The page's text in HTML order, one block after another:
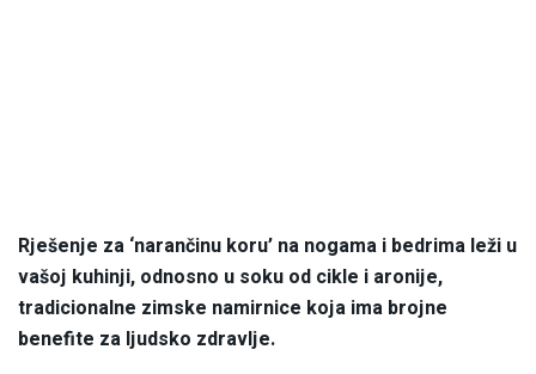
Rješenje za ‘narančinu koru’ na nogama i bedrima leži u
vašoj kuhinji, odnosno u soku od cikle i aronije,
tradicionalne zimske namirnice koja ima brojne
benefite za ljudsko zdravlje.